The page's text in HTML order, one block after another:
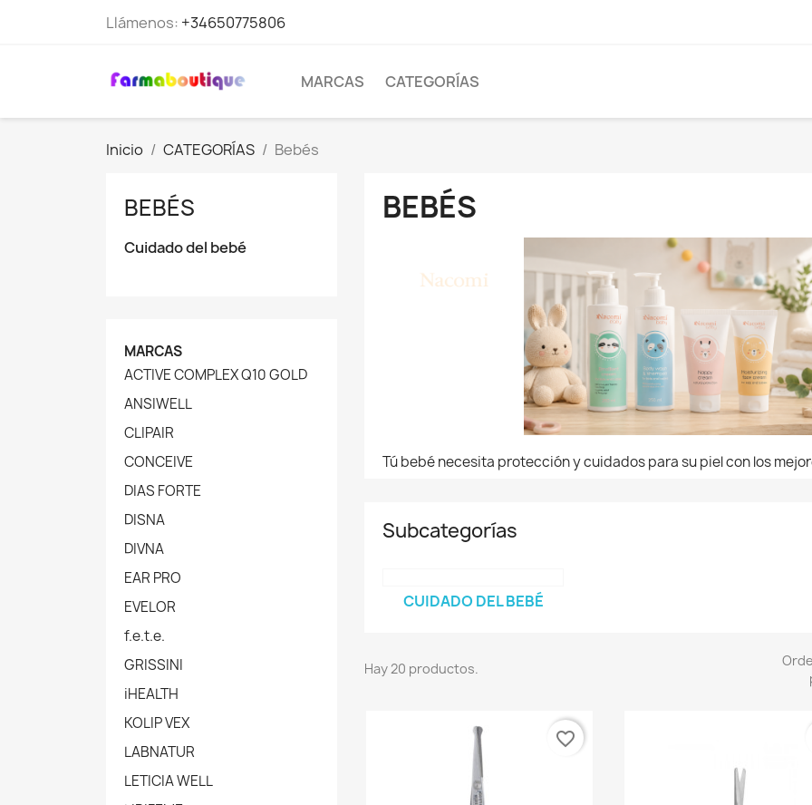
Llámenos: +34650775806
MARCAS CATEGORÍAS
Inicio CATEGORÍAS Bebés
BEBÉS
Cuidado del bebé
MARCAS
ACTIVE COMPLEX Q10 GOLD
ANSIWELL
CLIPAIR
CONCEIVE
DIAS FORTE
DISNA
DIVNA
EAR PRO
EVELOR
f.e.t.e.
GRISSINI
iHEALTH
KOLIP VEX
LABNATUR
LETICIA WELL
BEBÉS
Tú bebé necesita protección y cuidados para su piel con los
Subcategorías
CUIDADO DEL BEBÉ
Hay 20 productos.
favorite_border